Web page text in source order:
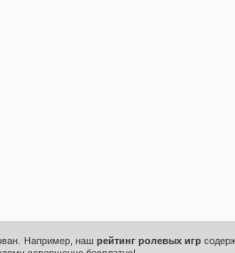
Например, наш рейтинг ролевых игр